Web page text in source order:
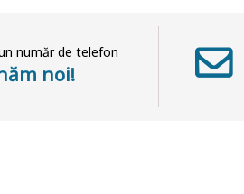
număr de telefon
noi!